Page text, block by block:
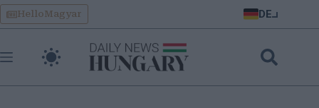
Skip
to
content
HelloMagyar DE